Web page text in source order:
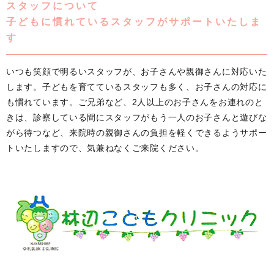
スタッフについて
子どもに慣れているスタッフがサポートいたしま
す
いつも笑顔で明るいスタッフが、お子さんや親御さんに対応いた
します。子どもを育てているスタッフも多く、お子さんの対応に
も慣れています。ご兄弟など、2人以上のお子さんをお連れのと
きは、診察している間にスタッフがもう一人のお子さんと遊びな
がら待つなど、来院時の親御さんの負担を軽くできるようサポー
トいたしますので、気兼ねなくご来院ください。